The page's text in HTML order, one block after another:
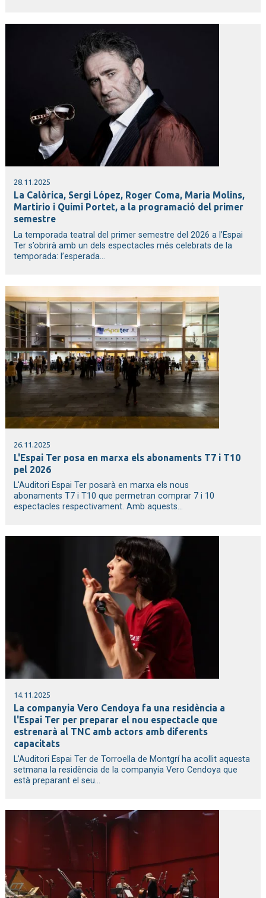
28.11.2025
La Calòrica, Sergi López, Roger Coma, Maria Molins,
Martirio i Quimi Portet, a la programació del primer
semestre
La temporada teatral del primer semestre del 2026 a l’Espai
Ter s’obrirà amb un dels espectacles més celebrats de la
temporada: l’esperada...
26.11.2025
L'Espai Ter posa en marxa els abonaments T7 i T10
pel 2026
L'Auditori Espai Ter posarà en marxa els nous
abonaments T7 i T10 que permetran comprar 7 i 10
espectacles respectivament. Amb aquests...
14.11.2025
La companyia Vero Cendoya fa una residència a
l'Espai Ter per preparar el nou espectacle que
estrenarà al TNC amb actors amb diferents
capacitats
L’Auditori Espai Ter de Torroella de Montgrí ha acollit aquesta
setmana la residència de la companyia Vero Cendoya que
està preparant el seu...